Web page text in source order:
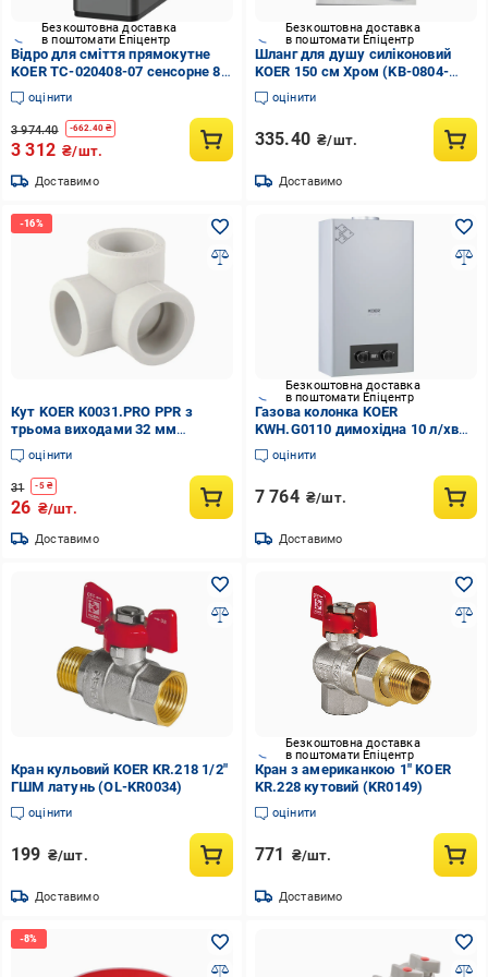
Безкоштовна доставка
в поштомати Епіцентр
Відро для сміття прямокутне
KOER TC-020408-07 сенсорне 8 л
Графітовий (KR5590)
оцінити
3 974.40 -662.40 ₴
3 312 ₴/шт.
Доставимо
Безкоштовна доставка
в поштомати Епіцентр
Шланг для душу силіконовий
KOER 150 см Хром (KB-0804-
150-01)
оцінити
335.40 ₴/шт.
Доставимо
Кут KOER K0031.PRO PPR з
трьома виходами 32 мм
(KP0038)
оцінити
31 -5₴
26 ₴/шт.
Доставимо
Безкоштовна доставка
в поштомати Епіцентр
Газова колонка KOER
KWH.G0110 димохідна 10 л/хв
Сірий (KR5555)
оцінити
7 764 ₴/шт.
Доставимо
Кран кульовий KOER KR.218 1/2"
ГШМ латунь (OL-KR0034)
оцінити
199 ₴/шт.
Доставимо
Безкоштовна доставка
в поштомати Епіцентр
Кран з американкою 1" KOER
KR.228 кутовий (KR0149)
оцінити
771 ₴/шт.
Доставимо